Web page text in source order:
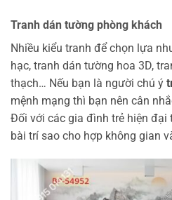
Tranh dán tường phòng khách
Nhiều kiểu tranh để chọn lựa
hạc, tranh dán tường hoa 3D,
thạch… Nếu bạn là người chú ý
mệnh mạng thì bạn nên cân
Đối với các gia đình trẻ hiện đại
bài trí sao cho hợp không gian